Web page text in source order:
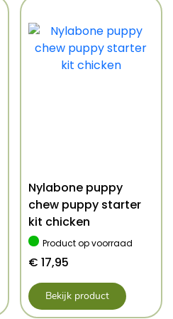
Nylabone puppy
chew puppy starter
kit chicken
Product op voorraad
€ 17,95
Bekijk product